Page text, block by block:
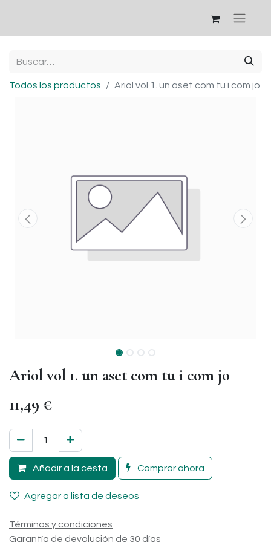
Todos los productos Ariol vol 1. un aset com tu i com jo
Ariol vol 1. un aset com tu i com jo
11,49 €
Añadir a la cesta Comprar ahora
Agregar a lista de deseos
Términos y condiciones
Garantía de devolución de 30 días